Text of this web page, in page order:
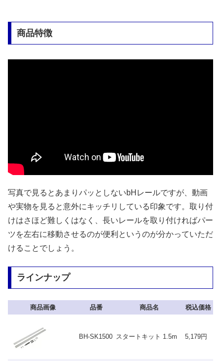
商品特徴
写真で見るとあまりパッとしないbHレールですが、動画
や実物を見ると意外にキッチリしている印象です。取り付
けはさほど難しくはなく、長いレールを取り付ければパー
ツを左右に移動させるのが便利というのが分かっていただ
けることでしょう。
ラインナップ
商品画像 品番 商品名 税込価格
BH-SK1500 スタートキット 1.5m 5,179円